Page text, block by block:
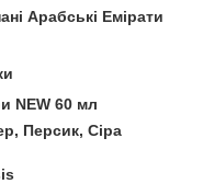
Арабські Емірати
NEW 60 мл
Персик, Сіра